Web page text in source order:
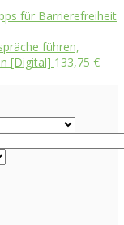
für Barrierefreiheit
führen,
[Digital] 133,75 €